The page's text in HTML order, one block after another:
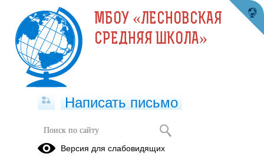
Муниципальное задание
МБОУ «ЛЕСНОВСКАЯ
СРЕДНЯЯ ШКОЛА»
Написать письмо
Версия для слабовидящих